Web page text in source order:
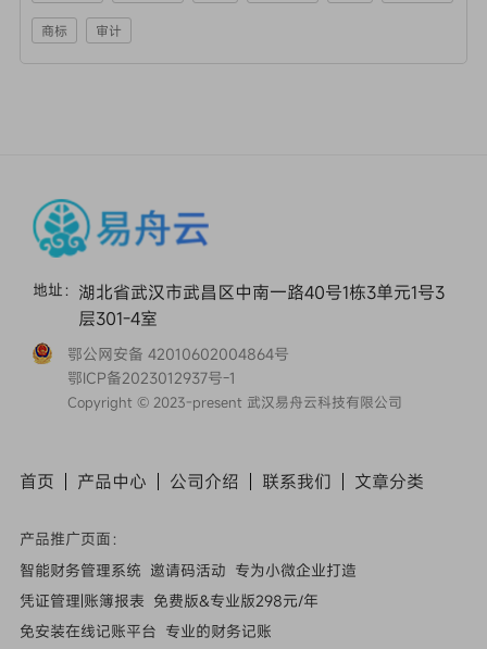
商标 审计
地址： 湖北省武汉市武昌区中南一路40号1栋3单元1号3
层301-4室
鄂公网安备 42010602004864号
鄂ICP备2023012937号-1
Copyright © 2023-present 武汉易舟云科技有限公司
首页 产品中心 公司介绍 联系我们 文章分类
产品推广页面：
智能财务管理系统 邀请码活动 专为小微企业打造
凭证管理|账簿报表 免费版&专业版298元/年
免安装在线记账平台 专业的财务记账